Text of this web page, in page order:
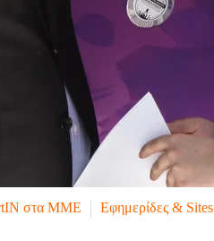
στα ΜΜΕ Εφημερίδες & Sites